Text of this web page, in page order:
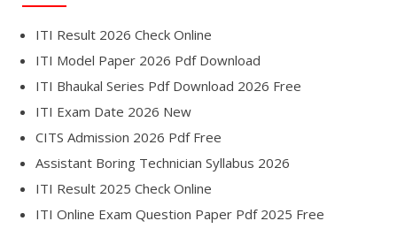
ITI Result 2026 Check Online
ITI Model Paper 2026 Pdf Download
ITI Bhaukal Series Pdf Download 2026 Free
ITI Exam Date 2026 New
CITS Admission 2026 Pdf Free
Assistant Boring Technician Syllabus 2026
ITI Result 2025 Check Online
ITI Online Exam Question Paper Pdf 2025 Free